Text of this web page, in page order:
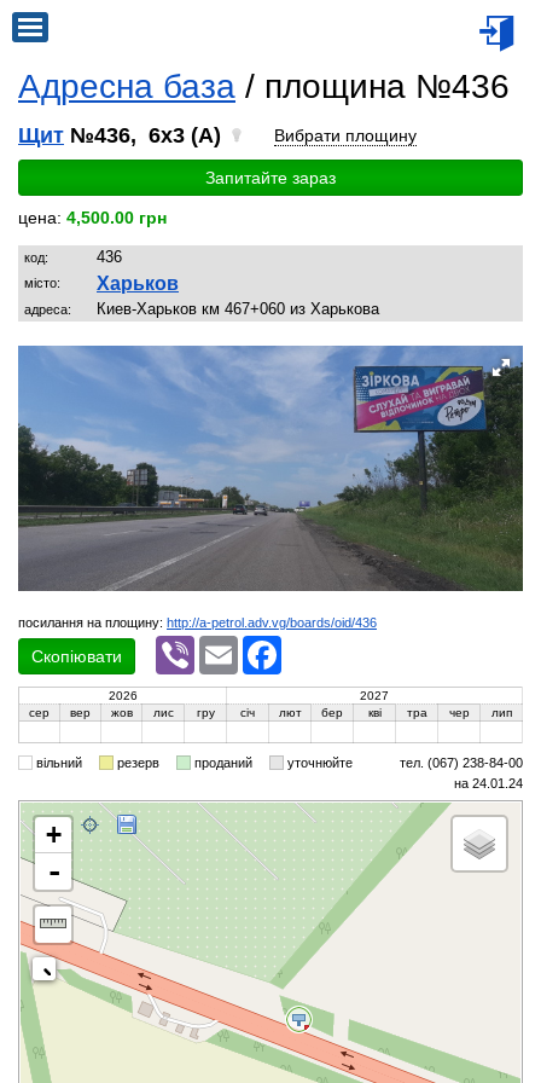
Адресна база / площина №436
Щит №436, 6x3 (A) Вибрати площину
Запитайте зараз
цена: 4,500.00 грн
код: 436
місто: Харьков
адреса: Киев-Харьков км 467+060 из Харькова
посилання на площину: http://a-petrol.adv.vg/boards/oid/436
Скопіювати
Viber Email
2026
2027
сер
вер жов лис гру січ лют бер кві тра чер лип
вільний резерв проданий уточнюйте
тел. (067) 238-84-00
на 24.01.24
+
-